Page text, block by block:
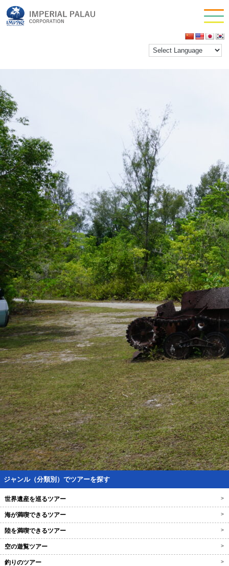
pel top1
inpactestuser |2021年1月27日
ジャンル（分類別）でツアーを探す
世界遺産を巡るツアー >
海が満喫できるツアー >
陸を満喫できるツアー >
空の遊覧ツアー >
釣りのツアー >